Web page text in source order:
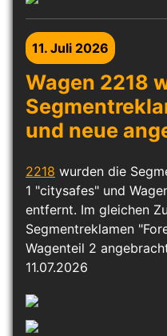
11. Juli 2026
Wagen 2218
und neue
2218 wurden die
1 "citysafes" und
entfernt. Im gleichen
Segmentreklamen
Wagenteil 2
11.07.2026